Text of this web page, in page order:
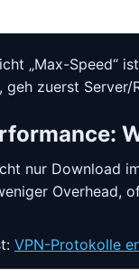
„Max-Speed“
geh zuerst
nur Download
Overhead,
VPN-Protokolle